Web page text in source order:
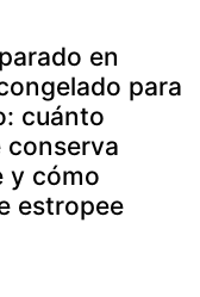
en
para
cuánto
conserva
y cómo
estropee